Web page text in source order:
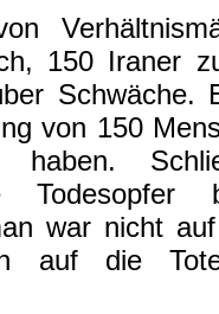
150 Iraner
Schwäche.
von 150
haben.
Todesopfer
war nicht
auf die